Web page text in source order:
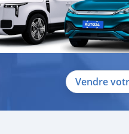
Vendre